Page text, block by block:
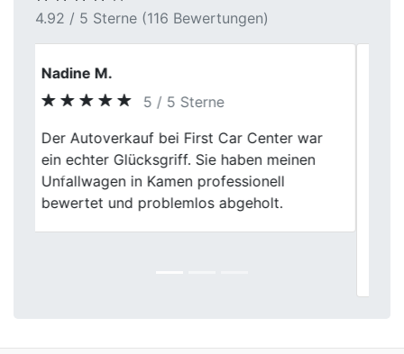
4.92 / 5 Sterne (116 Bewertungen)
Dietmar Wallraff
5 / 5 Sterne
Wer seinen Gebrauchtwagen ohne
Umwege verkaufen möchte, sollte First
Car Center kontaktieren. Mein SUV wurde
gründlich begutachtet, der Ankaufspreis
Previous